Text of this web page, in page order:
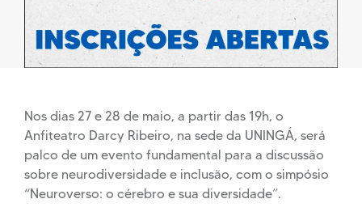
Nos dias 27 e 28 de maio, a partir das 19h, o
Anfiteatro Darcy Ribeiro, na sede da UNINGÁ, será
palco de um evento fundamental para a discussão
sobre neurodiversidade e inclusão, com o simpósio
“Neuroverso: o cérebro e sua diversidade”.